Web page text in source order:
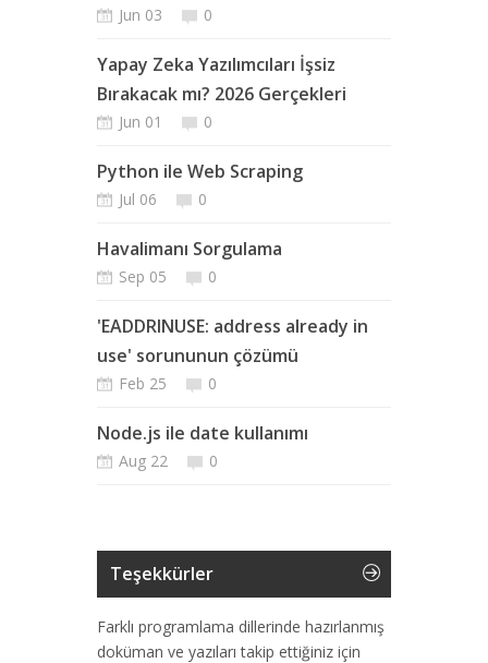
Jun 03 0
Yapay Zeka Yazılımcıları İşsiz
Bırakacak mı? 2026 Gerçekleri
Jun 01 0
Python ile Web Scraping
Jul 06 0
Havalimanı Sorgulama
Sep 05 0
'EADDRINUSE: address already in
use' sorununun çözümü
Feb 25 0
Node.js ile date kullanımı
Aug 22 0
Teşekkürler
Farklı programlama dillerinde hazırlanmış
doküman ve yazıları takip ettiğiniz için